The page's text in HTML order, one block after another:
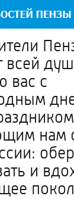
всей
вас с
нам
и